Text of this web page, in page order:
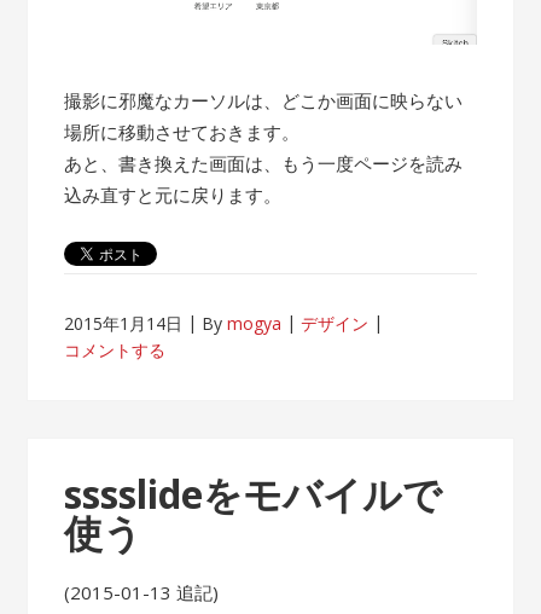
撮影に邪魔なカーソルは、どこか画面に映らない
場所に移動させておきます。
あと、書き換えた画面は、もう一度ページを読み
込み直すと元に戻ります。
2015年1月14日 Bymogya
デザイン
コメントする
sssslideをモバイルで
使う
(2015-01-13 追記)